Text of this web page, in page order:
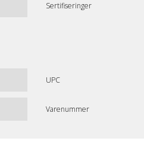
Sertifiseringer
UPC
Varenummer